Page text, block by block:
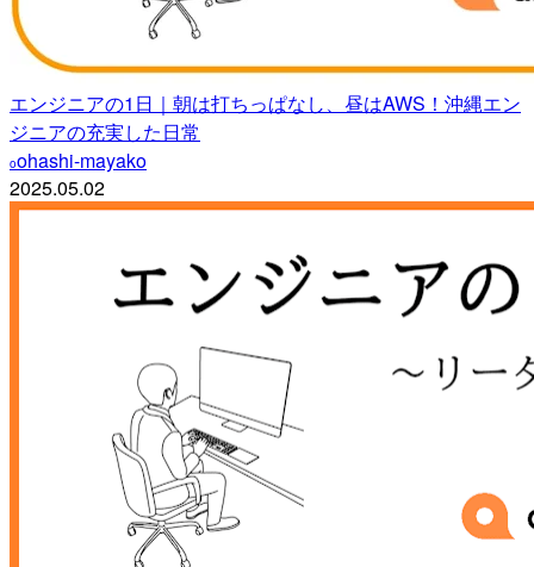
エンジニアの1日｜朝は打ちっぱなし、昼はAWS！沖縄エン
ジニアの充実した日常
oohashi-mayako
2025.05.02